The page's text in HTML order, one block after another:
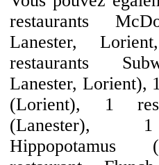
restaurants
Lanester,
restaurants
Lanester, Lorient),
(Lorient), 1
(Lanester),
Hippopotamus